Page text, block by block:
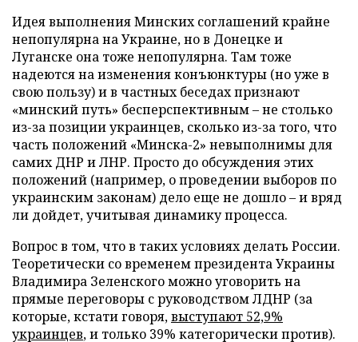
Идея выполнения Минских соглашений крайне
непопулярна на Украине, но в Донецке и
Луганске она тоже непопулярна. Там тоже
надеются на изменения конъюнктуры (но уже в
свою пользу) и в частных беседах признают
«минский путь» бесперспективным – не столько
из-за позиции украинцев, сколько из-за того, что
часть положений «Минска-2» невыполнимы для
самих ДНР и ЛНР. Просто до обсуждения этих
положений (например, о проведении выборов по
украинским законам) дело еще не дошло – и вряд
ли дойдет, учитывая динамику процесса.
Вопрос в том, что в таких условиях делать России.
Теоретически со временем президента Украины
Владимира Зеленского можно уговорить на
прямые переговоры с руководством ЛДНР (за
которые, кстати говоря,выступают 52,9%
украинцев, и только 39% категорически против).